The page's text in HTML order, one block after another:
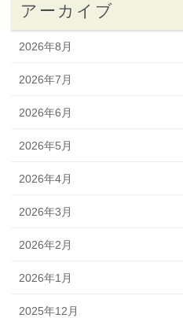
アーカイブ
2026年8月
2026年7月
2026年6月
2026年5月
2026年4月
2026年3月
2026年2月
2026年1月
2025年12月